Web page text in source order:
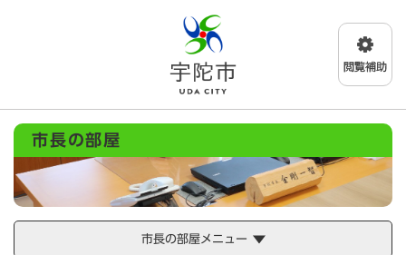
メニューを飛ばして本文へ
市長の部屋
市長の部屋メニュー